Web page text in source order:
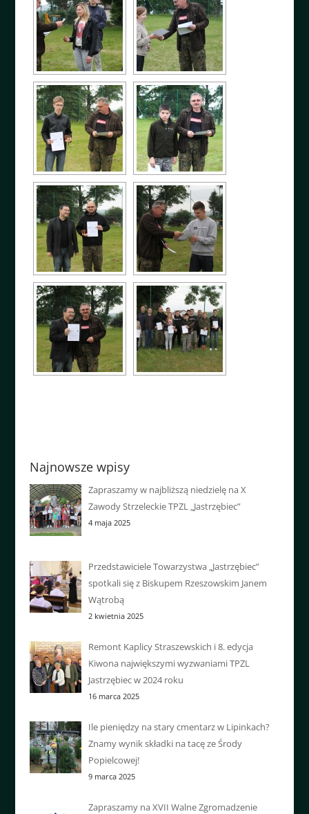
Najnowsze wpisy
Zapraszamy w najbliższą niedzielę na X
Zawody Strzeleckie TPZL „Jastrzębiec”
4 maja 2025
Przedstawiciele Towarzystwa „Jastrzębiec”
spotkali się z Biskupem Rzeszowskim Janem
Wątrobą
2 kwietnia 2025
Remont Kaplicy Straszewskich i 8. edycja
Kiwona największymi wyzwaniami TPZL
Jastrzębiec w 2024 roku
16 marca 2025
Ile pieniędzy na stary cmentarz w Lipinkach?
Znamy wynik składki na tacę ze Środy
Popielcowej!
9 marca 2025
Zapraszamy na XVII Walne Zgromadzenie